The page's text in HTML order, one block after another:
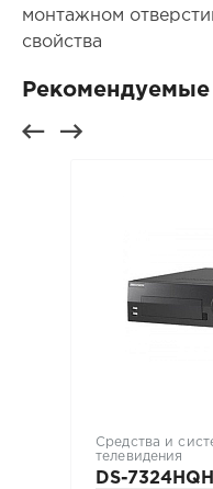
монтажном
свойства
Средства и
телевидения
DS-